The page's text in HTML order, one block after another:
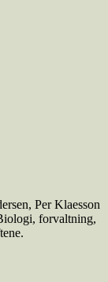
Per Klaesson
forvaltning,